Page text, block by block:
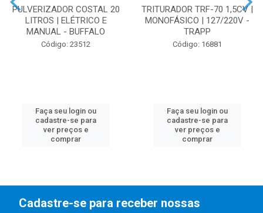
PULVERIZADOR COSTAL 20
LITROS | ELÉTRICO E
MANUAL - BUFFALO
Código: 23512
Faça seu login ou
cadastre-se para
ver preços e
comprar
TRITURADOR TRF-70 1,5CV |
MONOFÁSICO | 127/220V -
TRAPP
Código: 16881
Faça seu login ou
cadastre-se para
ver preços e
comprar
Cadastre-se para receber nossas